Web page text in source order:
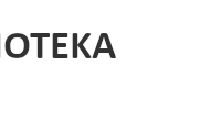
Urzędowy Województwa